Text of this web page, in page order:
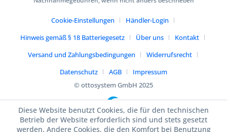
Cookie-Einstellungen
Händler-Login
Hinweis gemäß § 18 Batteriegesetz
Über uns
Kontakt
Versand und Zahlungsbedingungen
Widerrufsrecht
Datenschutz
AGB
Impressum
© ottosystem GmbH 2025
Diese Website benutzt Cookies, die für den technischen
Betrieb der Website erforderlich sind und stets gesetzt
werden. Andere Cookies, die den Komfort bei Benutzung